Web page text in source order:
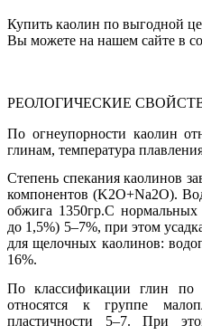
Купить каолин по выгодной
Вы можете на нашем сайте в
РЕОЛОГИЧЕСКИЕ
По огнеупорности каолин
глинам, температура
Степень спекания каолинов
компонентов (K2O+Na2O).
обжига 1350гр.С нормальных
до 1,5%) 5–7%, при этом
для щелочных каолинов:
16%.
По классификации глин по
относятся к группе
пластичности 5–7. При